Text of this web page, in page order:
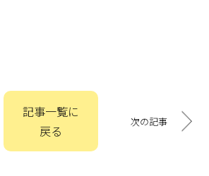
記事一覧に
戻る
次の記事